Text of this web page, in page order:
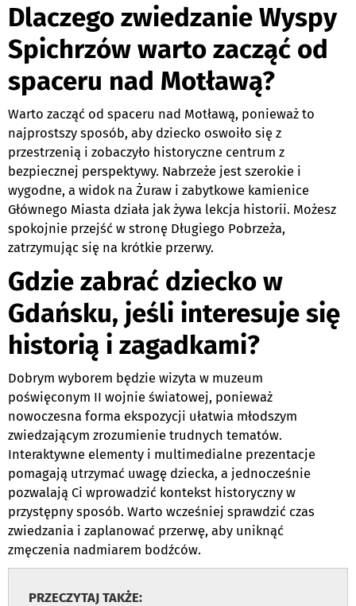
Dlaczego zwiedzanie Wyspy
Spichrzów warto zacząć od
spaceru nad Motławą?
Warto zacząć od spaceru nad Motławą, ponieważ to
najprostszy sposób, aby dziecko oswoiło się z
przestrzenią i zobaczyło historyczne centrum z
bezpiecznej perspektywy. Nabrzeże jest szerokie i
wygodne, a widok na Żuraw i zabytkowe kamienice
Głównego Miasta działa jak żywa lekcja historii. Możesz
spokojnie przejść w stronę Długiego Pobrzeża,
zatrzymując się na krótkie przerwy.
Gdzie zabrać dziecko w
Gdańsku, jeśli interesuje się
historią i zagadkami?
Dobrym wyborem będzie wizyta w muzeum
poświęconym II wojnie światowej, ponieważ
nowoczesna forma ekspozycji ułatwia młodszym
zwiedzającym zrozumienie trudnych tematów.
Interaktywne elementy i multimedialne prezentacje
pomagają utrzymać uwagę dziecka, a jednocześnie
pozwalają Ci wprowadzić kontekst historyczny w
przystępny sposób. Warto wcześniej sprawdzić czas
zwiedzania i zaplanować przerwę, aby uniknąć
zmęczenia nadmiarem bodźców.
PRZECZYTAJ TAKŻE: